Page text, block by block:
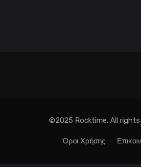
©2025 Rocktime. All rights
Όροι Χρήσης